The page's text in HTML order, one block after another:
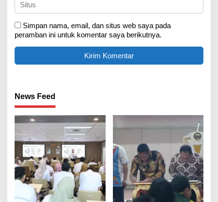
Simpan nama, email, dan situs web saya pada
peramban ini untuk komentar saya berikutnya.
News Feed